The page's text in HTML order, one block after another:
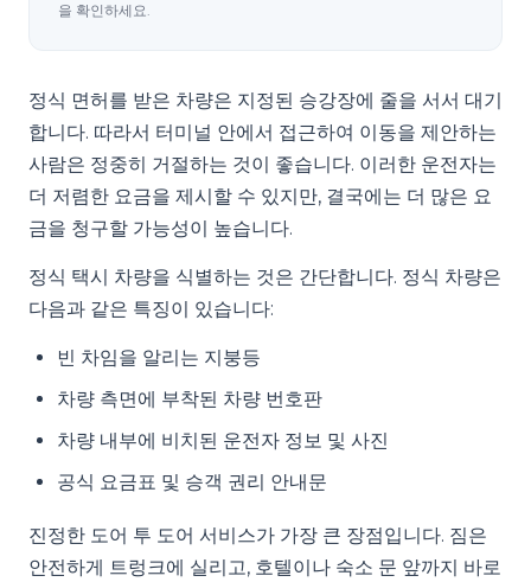
을 확인하세요.
정식 면허를 받은 차량은 지정된 승강장에 줄을 서서 대기
합니다. 따라서 터미널 안에서 접근하여 이동을 제안하는
사람은 정중히 거절하는 것이 좋습니다. 이러한 운전자는
더 저렴한 요금을 제시할 수 있지만, 결국에는 더 많은 요
금을 청구할 가능성이 높습니다.
정식 택시 차량을 식별하는 것은 간단합니다. 정식 차량은
다음과 같은 특징이 있습니다:
빈 차임을 알리는 지붕등
차량 측면에 부착된 차량 번호판
차량 내부에 비치된 운전자 정보 및 사진
공식 요금표 및 승객 권리 안내문
진정한 도어 투 도어 서비스가 가장 큰 장점입니다. 짐은
안전하게 트렁크에 실리고, 호텔이나 숙소 문 앞까지 바로